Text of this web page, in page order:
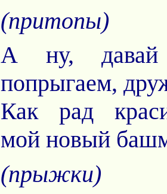
(притопы)
А ну, давай
попрыгаем,
Как рад
мой новый
(прыжки)